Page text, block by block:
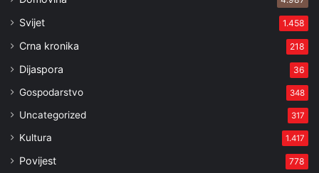
Svijet 1.458
Crna kronika 218
Dijaspora 36
Gospodarstvo 348
Uncategorized 317
Kultura 1.417
Povijest 778